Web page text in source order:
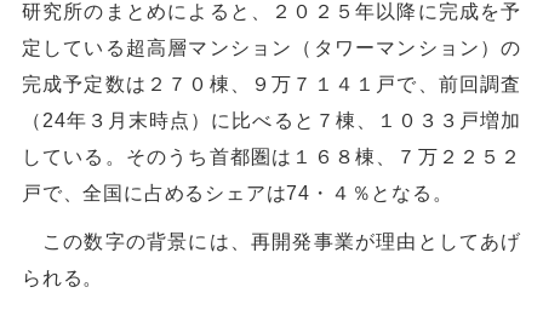
研究所のまとめによると、２０２５年以降に完成を予
定している超高層マンション（タワーマンション）の
完成予定数は２７０棟、９万７１４１戸で、前回調査
（24年３月末時点）に比べると７棟、１０３３戸増加
している。そのうち首都圏は１６８棟、７万２２５２
戸で、全国に占めるシェアは74・４％となる。
この数字の背景には、再開発事業が理由としてあげ
られる。